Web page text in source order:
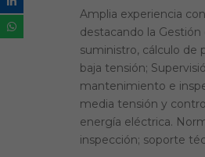
Amplia experiencia
destacando la
suministro, cálculo de
baja tensión;
mantenimiento e
media tensión y
energía eléctrica.
inspección; soporte